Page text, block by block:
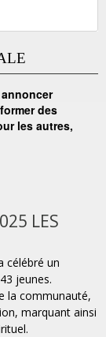
des
les autres,
LES
célébré un
jeunes.
la communauté,
marquant ainsi